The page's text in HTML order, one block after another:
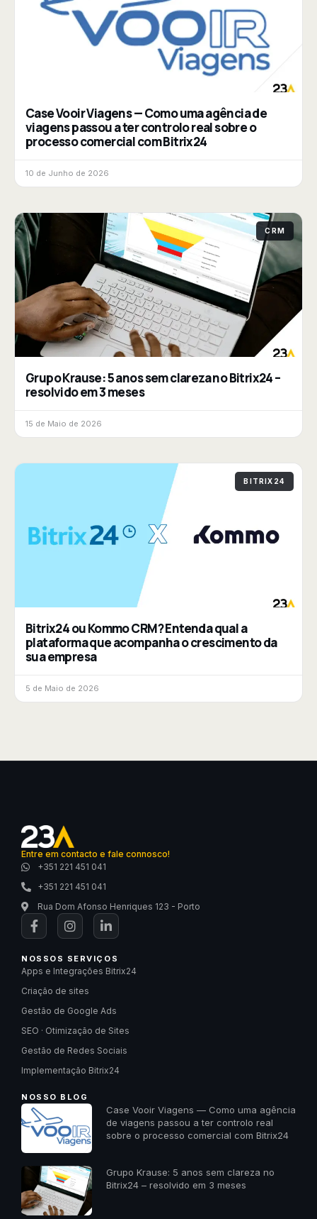
Case Vooir Viagens — Como uma agência de
viagens passou a ter controlo real sobre o
processo comercial com Bitrix24
10 de Junho de 2026
CRM
Grupo Krause: 5 anos sem clareza no Bitrix24 –
resolvido em 3 meses
15 de Maio de 2026
BITRIX24
Bitrix24 ou Kommo CRM? Entenda qual a
plataforma que acompanha o crescimento da
sua empresa
5 de Maio de 2026
Entre em contacto e fale connosco!
+351 221 451 041
+351 221 451 041
Rua Dom Afonso Henriques 123 - Porto
NOSSOS SERVIÇOS
Apps e Integrações Bitrix24
Criação de sites
Gestão de Google Ads
SEO · Otimização de Sites
Gestão de Redes Sociais
Implementação Bitrix24
NOSSO BLOG
Case Vooir Viagens — Como uma agência
de viagens passou a ter controlo real
sobre o processo comercial com Bitrix24
Grupo Krause: 5 anos sem clareza no
Bitrix24 – resolvido em 3 meses